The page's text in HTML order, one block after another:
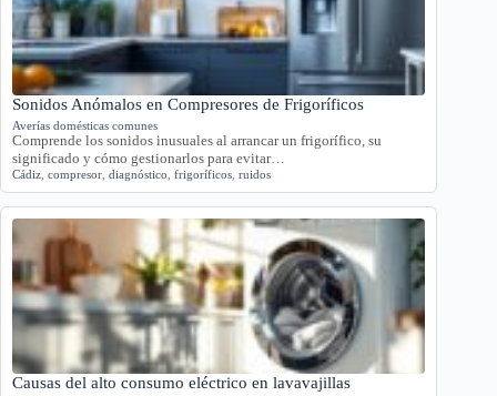
Sonidos Anómalos en Compresores de Frigoríficos
Averías domésticas comunes
Comprende los sonidos inusuales al arrancar un frigorífico, su
significado y cómo gestionarlos para evitar…
Cádiz compresor diagnóstico frigoríficos ruidos
Causas del alto consumo eléctrico en lavavajillas